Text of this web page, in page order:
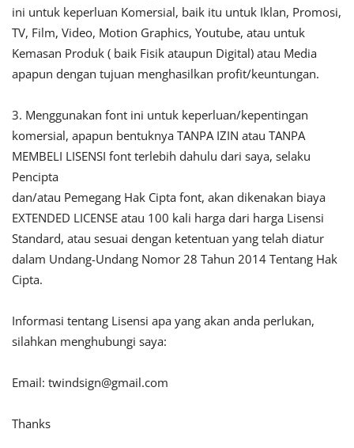
ini untuk keperluan Komersial, baik itu untuk Iklan, Promosi,
TV, Film, Video, Motion Graphics, Youtube, atau untuk
Kemasan Produk ( baik Fisik ataupun Digital) atau Media
apapun dengan tujuan menghasilkan profit/keuntungan.
3. Menggunakan font ini untuk keperluan/kepentingan
komersial, apapun bentuknya TANPA IZIN atau TANPA
MEMBELI LISENSI font terlebih dahulu dari saya, selaku
Pencipta
dan/atau Pemegang Hak Cipta font, akan dikenakan biaya
EXTENDED LICENSE atau 100 kali harga dari harga Lisensi
Standard, atau sesuai dengan ketentuan yang telah diatur
dalam Undang-Undang Nomor 28 Tahun 2014 Tentang Hak
Cipta.
Informasi tentang Lisensi apa yang akan anda perlukan,
silahkan menghubungi saya:
Email: twindsign@gmail.com
Thanks